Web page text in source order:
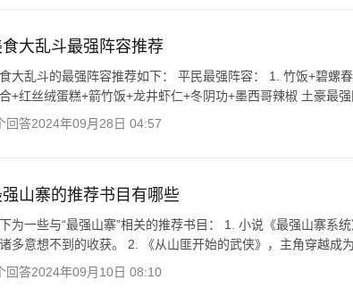
食大乱斗最强阵容推荐
大乱斗的最强阵容推荐如下： 平民最强阵容： 1. 竹饭+碧螺
+红丝绒蛋糕+箭竹饭+龙井虾仁+冬阴功+墨西哥辣椒 土豪最强
回答2024年09月28日 04:57
山寨的推荐书目有哪些
为一些与“最强山寨”相关的推荐书目： 1. 小说《最强山寨系
多意想不到的收获。 2. 《从山匪开始的武侠》，主角穿越成
回答2024年09月10日 08:10